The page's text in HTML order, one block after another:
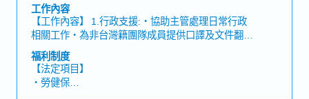
工作內容
【工作內容】 1.行政支援:・協助主管處理日常行政
相關工作・為非台灣籍團隊成員提供口譯及文件翻譯
支援・視需求參與與業主、供應商及其他相關單位的
會議，並擔任會議口譯。 2.品質文件支援:・審查
EQP、檢驗程序手冊・追蹤供應商提交製造紀錄及品
質相關文件的進度・審查、彙整並整理品質紀錄，提
福利制度
【法定項目】
・勞健保